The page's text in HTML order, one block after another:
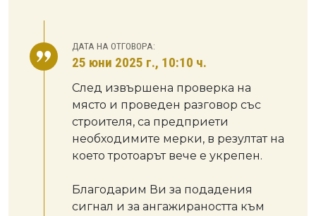
ДАТА НА ОТГОВОРА:
25 юни 2025 г., 10:10 ч.
След извършена проверка на
място и проведен разговор със
строителя, са предприети
необходимите мерки, в резултат на
което тротоарът вече е укрепен.
Благодарим Ви за подадения
сигнал и за ангажираността към